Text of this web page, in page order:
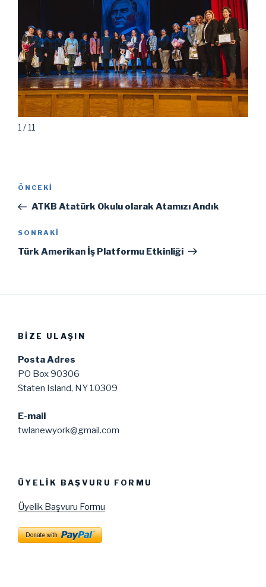
1 / 11
Yazı
Önceki
Yazı
ÖNCEKI
ATKB Atatürk Okulu olarak Atamızı Andık
Sonraki
Yazı
SONRAKI
Türk Amerikan İş Platformu Etkinliği
BIZE ULAŞIN
Posta Adres
PO Box 90306
Staten Island, NY 10309
E-mail
twlanewyork@gmail.com
ÜYELIK BAŞVURU FORMU
Üyelik Başvuru Formu